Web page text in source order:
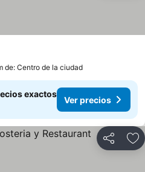
de: Centro de la ciudad
exactos
Ver precios
Compartir